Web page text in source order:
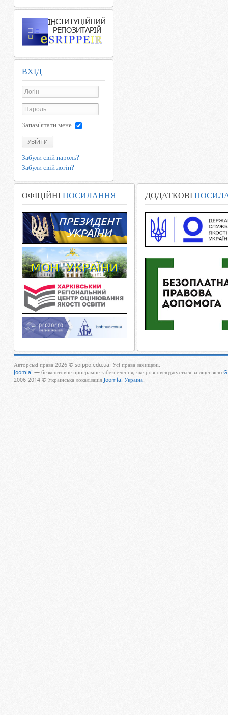
ВХІД
Запам'ятати мене
УВІЙТИ
Забули свій пароль?
Забули свій логін?
ОФІЦІЙНІ ПОСИЛАННЯ ДОДАТКОВІ
Авторські права 2026 © soippo.edu.ua. Усі права захищені.
Joomla! — безкоштовне програмне забезпечення, яке розповсюджується за ліцензією
2006-2014 © Українська локалізація Joomla! Україна.